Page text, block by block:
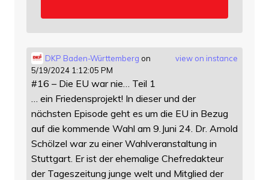
view on instance
DKP Baden-Württemberg on
5/19/2024 1:12:05 PM
#16 – Die EU war nie… Teil 1
… ein Friedensprojekt! In dieser und der
nächsten Episode geht es um die EU in Bezug
auf die kommende Wahl am 9.Juni 24. Dr. Arnold
Schölzel war zu einer Wahlveranstaltung in
Stuttgart. Er ist der ehemalige Chefredakteur
der Tageszeitung junge welt und Mitglied der